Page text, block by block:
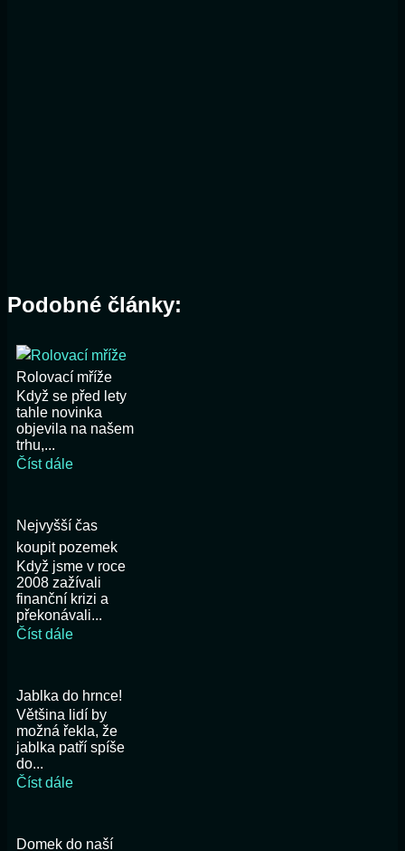
Podobné články:
Rolovací mříže
Když se před lety
tahle novinka
objevila na našem
trhu,...
Číst dále
Nejvyšší čas
koupit pozemek
Když jsme v roce
2008 zažívali
finanční krizi a
překonávali...
Číst dále
Jablka do hrnce!
Většina lidí by
možná řekla, že
jablka patří spíše
do...
Číst dále
Domek do naší